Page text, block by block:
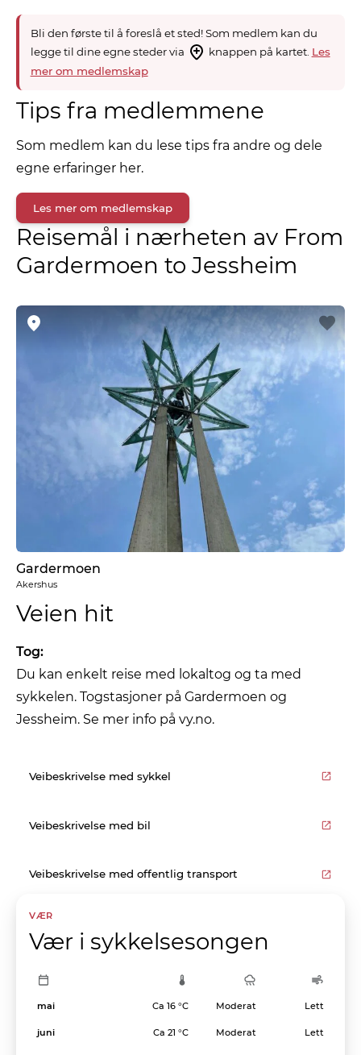
Bli den første til å foreslå et sted! Som medlem kan du
legge til dine egne steder via
knappen på kartet. Les
mer om medlemskap
Tips fra medlemmene
Som medlem kan du lese tips fra andre og dele
egne erfaringer her.
Les mer om medlemskap
Reisemål i nærheten av From
Gardermoen to Jessheim
Gardermoen
Akershus
Veien hit
Tog:
Du kan enkelt reise med lokaltog og ta med
sykkelen. Togstasjoner på Gardermoen og
Jessheim. Se mer info på vy.no.
Veibeskrivelse med sykkel
Veibeskrivelse med bil
Veibeskrivelse med offentlig transport
VÆR
Vær i sykkelsesongen
mai Ca 16 °C Moderat Lett
juni Ca 21 °C Moderat Lett